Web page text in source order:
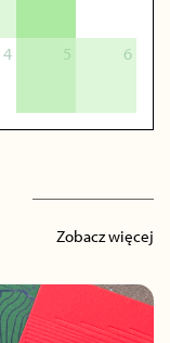
4 5 6
Zobacz więcej